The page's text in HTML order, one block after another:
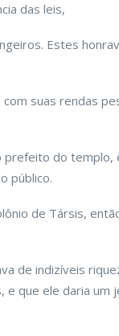
das leis,
Estes
suas rendas
prefeito do
público.
de Társis,
de indizíveis
e que ele daria um